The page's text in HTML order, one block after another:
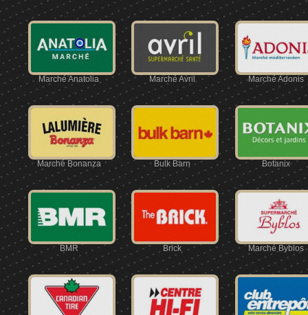
Marché Anatolia Marché Avril Marché Adonis
Marché Bonanza Bulk Barn Botanix
BMR Brick Marché Byblos